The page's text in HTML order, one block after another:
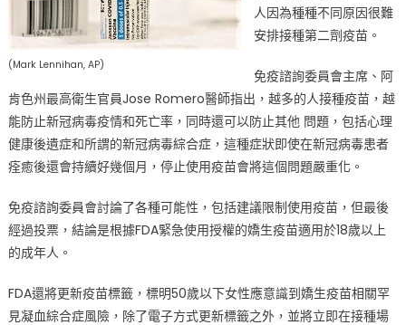
(Mark Lennihan, AP)
人因為種種不同原因很難
安排接種第二劑疫苗。
免疫諮詢委員會主席、阿
肯色州最高衛生官員Jose Romero醫師指出，越多的人接種疫苗，越
能防止新冠病毒疫情和死亡率，同時還可以防止其他 問題，包括心理
健康後遺症和所謂的新冠病毒綜合症，這種症狀即使在新冠病毒患者
痊癒後還會持續好幾個月，停止使用疫苗會將這個問題嚴重化。
免疫諮詢委員會討論了各種可能性，包括建議限制使用疫苗，但最後
經過投票，結論是根據FDA緊急使用授權的嬌生疫苗適用於18歲以上
的成年人。
FDA還將更新疫苗標籤，標明50歲以下女性應意識到嬌生疫苗相關罕
見凝血綜合症風險，除了電子方式更新標籤之外，並將立即在接種場